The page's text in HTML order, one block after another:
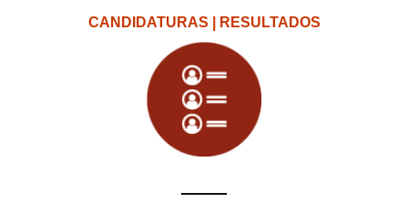
CANDIDATURAS | RESULTADOS